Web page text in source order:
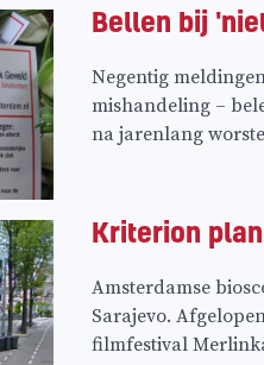
Bellen bij
Negentig
mishandeling –
na jarenlang
Kriterion
Amsterdamse
Sarajevo.
filmfestival